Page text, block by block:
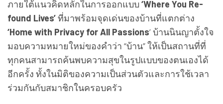
ภายใต้แนวคิดหลักในการออกแบบ ‘Where You Re-
found Lives’ที่มาพร้อมจุดเด่นของบ้านที่แตกต่าง
‘Home with Privacy for All Passions’ บ้านนินญาตั้งใจ
มอบความหมายใหม่ของคำว่า “บ้าน” ให้เป็นสถานที่ที่
ทุกคนสามารถค้นพบความสุขในรูปแบบของตนเองได้
อีกครั้ง ทั้งในมิติของความเป็นส่วนตัวและการใช้เวลา
ร่วมกันกับสมาชิกในครอบครัว